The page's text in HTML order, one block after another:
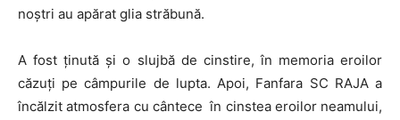
noștri au apărat glia străbună.
A fost ținută și o slujbă de cinstire, în memoria eroilor
căzuți pe câmpurile de lupta. Apoi, Fanfara SC RAJA a
încălzit atmosfera cu cântece în cinstea eroilor neamului,